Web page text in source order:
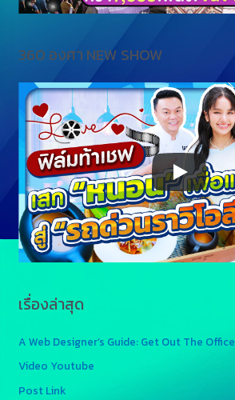
360 องศา NEW SHOW
เรื่องล่าสุด
A Web Designer’s Guide: Get Out The Office
Video Youtube
Post Link